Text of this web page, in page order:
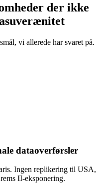
der ikke
vi allerede har svaret på.
dataoverførsler
Ingen replikering til USA,
II-eksponering.